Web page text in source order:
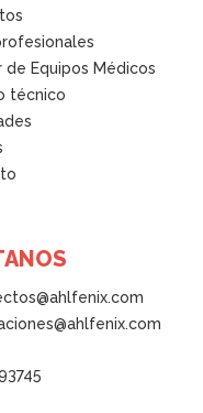
de Equipos Médicos
técnico